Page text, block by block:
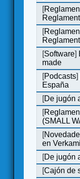
[
[
[Software]
made
[Podcasts]
España
[De jugón
[
(SMALL
[
en Verkami
[De jugón
[Cajón de